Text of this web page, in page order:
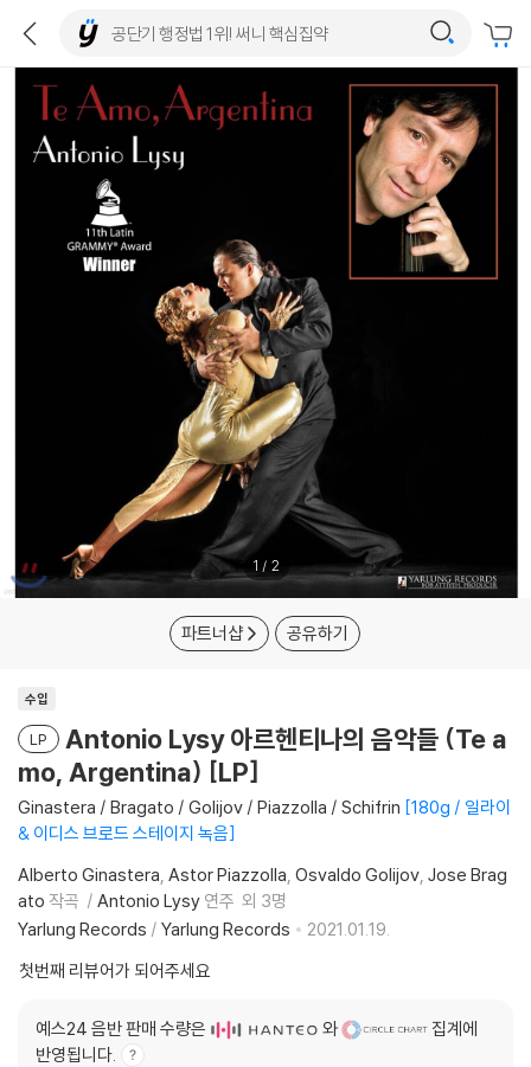
1 / 2
파트너샵 공유하기
수입
LP
Antonio Lysy 아르헨티나의 음악들 (Te a
mo, Argentina) [LP]
Ginastera / Bragato / Golijov / Piazzolla / Schifrin 180g / 일라이
& 이디스 브로드 스테이지 녹음
Alberto Ginastera Astor Piazzolla Osvaldo Golijov Jose Brag
ato 작곡 Antonio Lysy 연주 외 3명
Yarlung Records / Yarlung Records
2021.01.19.
첫번째 리뷰어가 되어주세요
예스24 음반 판매 수량은 와
집계에
반영됩니다.